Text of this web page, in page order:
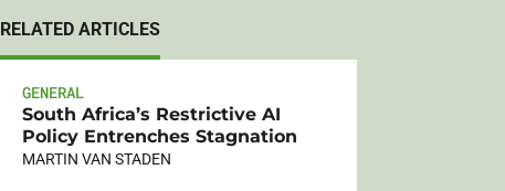
RELATED ARTICLES
GENERAL
South Africa’s Restrictive AI
Policy Entrenches Stagnation
MARTIN VAN STADEN